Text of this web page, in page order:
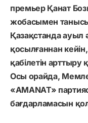
премьер Қанат
жобасымен
Қазақстанда ауыл
қосылғаннан
қабілетін арттыру
Осы орайда,
«AMANAT»
бағдарламасын